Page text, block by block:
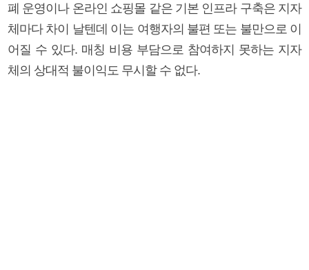
폐 운영이나 온라인 쇼핑몰 같은 기본 인프라 구축은 지자
체마다 차이 날텐데 이는 여행자의 불편 또는 불만으로 이
어질 수 있다. 매칭 비용 부담으로 참여하지 못하는 지자
체의 상대적 불이익도 무시할 수 없다.